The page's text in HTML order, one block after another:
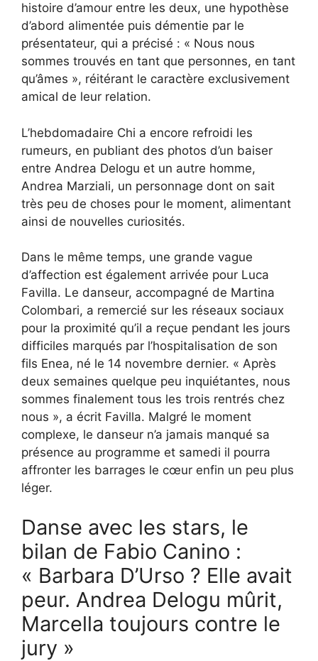
histoire d’amour entre les deux, une hypothèse
d’abord alimentée puis démentie par le
présentateur, qui a précisé : « Nous nous
sommes trouvés en tant que personnes, en tant
qu’âmes », réitérant le caractère exclusivement
amical de leur relation.
L’hebdomadaire Chi a encore refroidi les
rumeurs, en publiant des photos d’un baiser
entre Andrea Delogu et un autre homme,
Andrea Marziali, un personnage dont on sait
très peu de choses pour le moment, alimentant
ainsi de nouvelles curiosités.
Dans le même temps, une grande vague
d’affection est également arrivée pour Luca
Favilla. Le danseur, accompagné de Martina
Colombari, a remercié sur les réseaux sociaux
pour la proximité qu’il a reçue pendant les jours
difficiles marqués par l’hospitalisation de son
fils Enea, né le 14 novembre dernier. « Après
deux semaines quelque peu inquiétantes, nous
sommes finalement tous les trois rentrés chez
nous », a écrit Favilla. Malgré le moment
complexe, le danseur n’a jamais manqué sa
présence au programme et samedi il pourra
affronter les barrages le cœur enfin un peu plus
léger.
Danse avec les stars, le
bilan de Fabio Canino :
« Barbara D’Urso ? Elle avait
peur. Andrea Delogu mûrit,
Marcella toujours contre le
jury »